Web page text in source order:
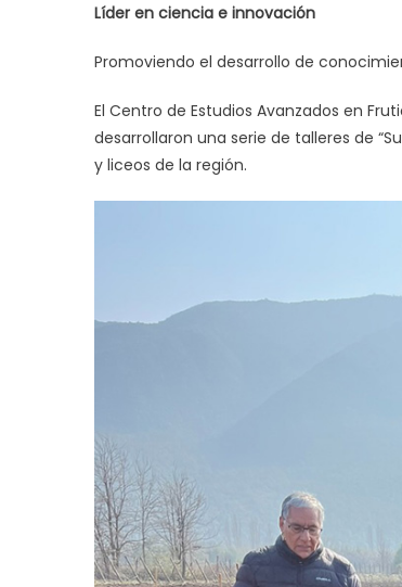
Líder en ciencia e innovación
Promoviendo el desarrollo de
El Centro de Estudios Avanzados en
desarrollaron una serie de talleres de
y liceos de la región.